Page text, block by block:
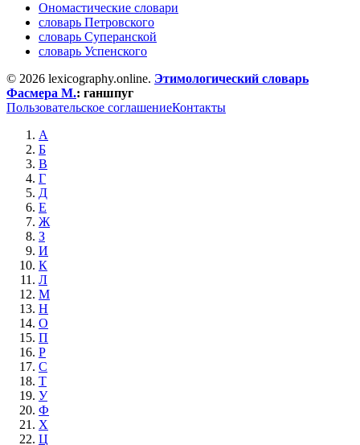
Ономастические словари
словарь Петровского
словарь Суперанской
словарь Успенского
© 2026 lexicography.online. Этимологический словарь
Фасмера М.: ганшпуг
Пользовательское соглашениеКонтакты
А
Б
В
Г
Д
Е
Ж
З
И
К
Л
М
Н
О
П
Р
С
Т
У
Ф
Х
Ц